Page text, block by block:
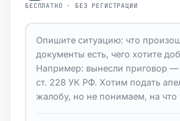
БЕСПЛАТНО · БЕЗ РЕГИСТРАЦИИ